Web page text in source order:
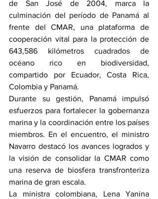
de San José de 2004, marca la
culminación del período de Panamá al
frente del CMAR, una plataforma de
cooperación vital para la protección de
643,586 kilómetros cuadrados de
océano rico en biodiversidad,
compartido por Ecuador, Costa Rica,
Colombia y Panamá.
Durante su gestión, Panamá impulsó
esfuerzos para fortalecer la gobernanza
marina y la coordinación entre los países
miembros. En el encuentro, el ministro
Navarro destacó los avances logrados y
la visión de consolidar la CMAR como
una reserva de biosfera transfronteriza
marina de gran escala.
La ministra colombiana, Lena Yanina